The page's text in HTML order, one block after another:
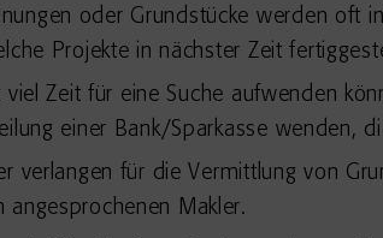
oder Grundstücke werden oft
Projekte in nächster Zeit
viel Zeit für eine Suche aufwenden
einer Bank/Sparkasse wenden,
verlangen für die Vermittlung von
angesprochenen Makler.